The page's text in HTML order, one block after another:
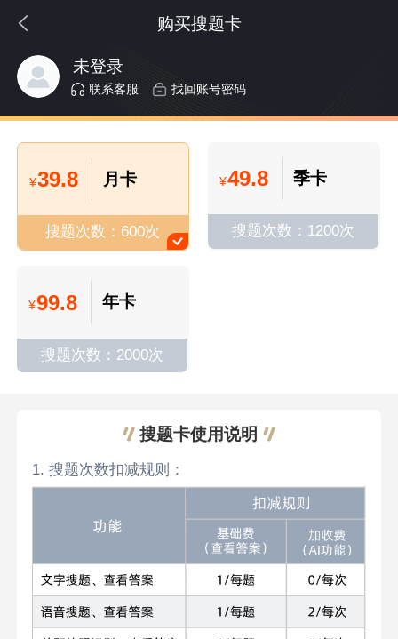
购买搜题卡
未登录
联系客服 找回账号密码
¥39.8 月卡
搜题次数：600次
¥49.8 季卡
搜题次数：1200次
¥99.8 年卡
搜题次数：2000次
搜题卡使用说明
1. 搜题次数扣减规则：